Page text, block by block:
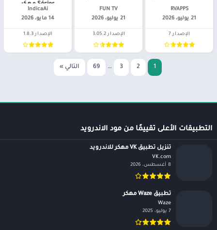
RVAPPS‏
21 يوليو، 2026
الإصدار 7
FUN TV‏
21 يوليو، 2026
الإصدار 3.05.2
Séries مهكر
IndicaAi‏
14 مايو، 2026
الإصدار 1.8.3
1
2
3
…
69 التالي »
التطبيقات الأعلى تقييمًا من مود الاندرويد
تنزيل تطبيق VK مهكر للاندرويد
VK.com‏
8 أغسطس، 2026
تطبيق Waze مهكر
Waze‏
7 يوليو، 2025